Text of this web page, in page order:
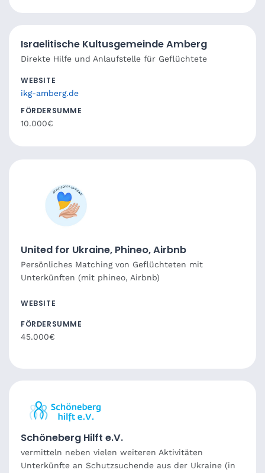
Israelitische Kultusgemeinde Amberg
Direkte Hilfe und Anlaufstelle für Geflüchtete
WEBSITE
ikg-amberg.de
FÖRDERSUMME
10.000€
United for Ukraine, Phineo, Airbnb
Persönliches Matching von Geflüchteten mit
Unterkünften (mit phineo, Airbnb)
WEBSITE
FÖRDERSUMME
45.000€
Schöneberg Hilft e.V.
vermitteln neben vielen weiteren Aktivitäten
Unterkünfte an Schutzsuchende aus der Ukraine (in